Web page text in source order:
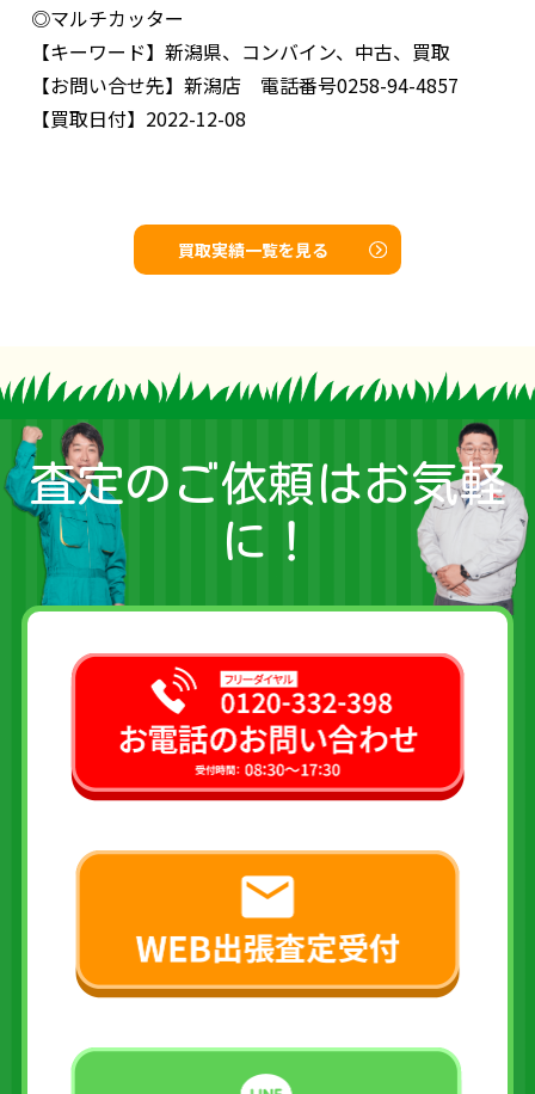
◎マルチカッター
【キーワード】 新潟県、コンバイン、中古、買取
【お問い合せ先】 新潟店 電話番号0258-94-4857
【買取日付】 2022-12-08
買取実績一覧を見る
査定のご依頼はお気軽
に！